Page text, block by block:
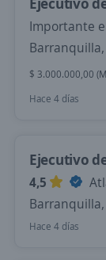
Importante
$ 3.000.000,00
Hace 4 días
Ejecutivo
4,5
Hace 4 días